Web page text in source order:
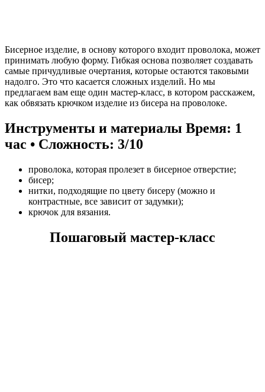
Бисерное изделие, в основу которого входит проволока, может
принимать любую форму. Гибкая основа позволяет создавать
самые причудливые очертания, которые остаются таковыми
надолго. Это что касается сложных изделий. Но мы
предлагаем вам еще один мастер-класс, в котором расскажем,
как обвязать крючком изделие из бисера на проволоке.
Инструменты и материалы Время: 1
час • Сложность: 3/10
проволока, которая пролезет в бисерное отверстие;
бисер;
нитки, подходящие по цвету бисеру (можно и
контрастные, все зависит от задумки);
крючок для вязания.
Пошаговый мастер-класс